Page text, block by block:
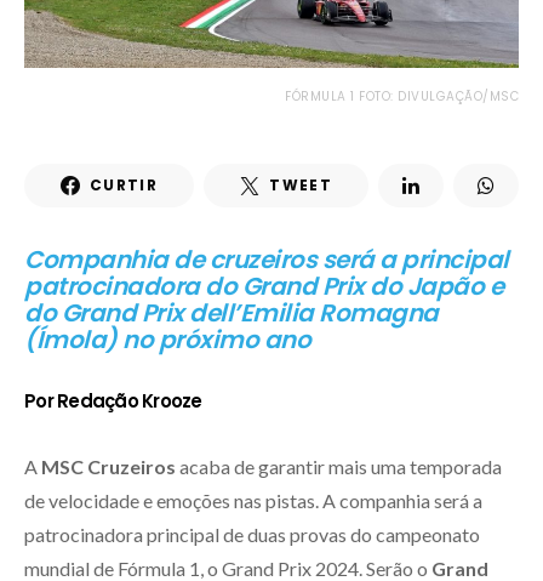
FÓRMULA 1 FOTO: DIVULGAÇÃO/MSC
CURTIR TWEET
Companhia de cruzeiros será a principal
patrocinadora do Grand Prix do Japão e
do Grand Prix dell’Emilia Romagna
(Ímola) no próximo ano
Por Redação Krooze
A MSC Cruzeiros acaba de garantir mais uma temporada
de velocidade e emoções nas pistas. A companhia será a
patrocinadora principal de duas provas do campeonato
mundial de Fórmula 1, o Grand Prix 2024. Serão o Grand